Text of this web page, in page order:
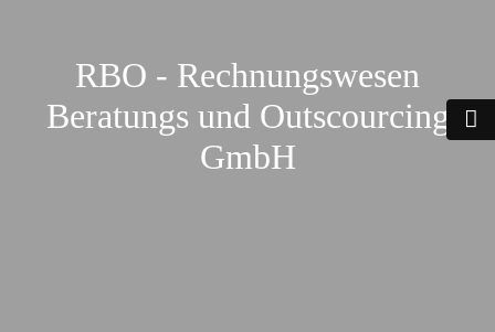
RBO - Rechnungswesen
Beratungs und Outscourcing
GmbH